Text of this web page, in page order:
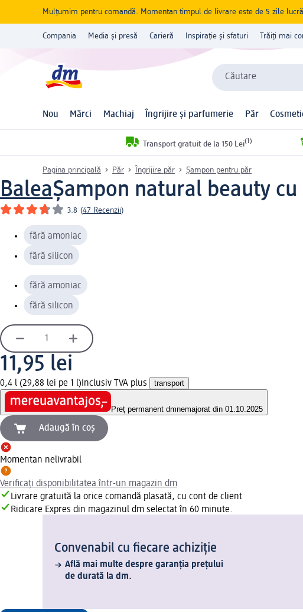
Mulțumim pentru comandă. Momentan timpul de livrare este de 5 zile
Compania Media și presă Carieră Inspirație și sfaturi Trăiți mai
Căutare
Nou Mărci Machiaj Îngrijire și parfumerie Păr
Transport gratuit de la 150 Lei(1)
Pagina principală Păr Îngrijire păr Șampon pentru păr
BaleaȘampon natural beauty
3.8 (47 Recenzii)
fără amoniac
fără silicon
fără amoniac
fără silicon
11,95 lei
0,4 l (29,88 lei pe 1 l) Inclusiv TVA plus transport
Preț permanent dmnemajorat din 01.10.2025
Adaugă în coș
Momentan nelivrabil
Verificați disponibilitatea într-un magazin dm
Livrare gratuită la orice comandă plasată, cu cont de client
Ridicare Expres din magazinul dm selectat în 60 minute.
Convenabil cu fiecare achiziție
Află mai multe despre garanția prețului
de durată la dm.